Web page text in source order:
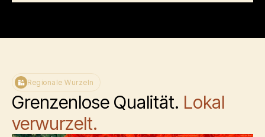
Regionale Wurzeln
Grenzenlose Qualität. Lokal
verwurzelt.